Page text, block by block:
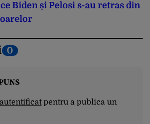
Biden și Pelosi s-au retras din
0
autentificatpentru a publica un